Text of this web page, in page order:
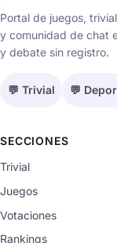
Portal de juegos,
y comunidad de chat
y debate sin registro.
💬 Trivial 💬
SECCIONES
Trivial
Juegos
Votaciones
Rankings